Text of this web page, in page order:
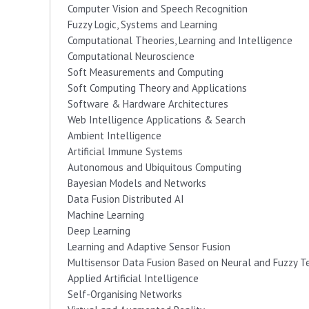
Computer Vision and Speech Recognition
Fuzzy Logic, Systems and Learning
Computational Theories, Learning and Intelligence
Computational Neuroscience
Soft Measurements and Computing
Soft Computing Theory and Applications
Software & Hardware Architectures
Web Intelligence Applications & Search
Ambient Intelligence
Artificial Immune Systems
Autonomous and Ubiquitous Computing
Bayesian Models and Networks
Data Fusion Distributed AI
Machine Learning
Deep Learning
Learning and Adaptive Sensor Fusion
Multisensor Data Fusion Based on Neural and Fuzzy
Applied Artificial Intelligence
Self-Organising Networks